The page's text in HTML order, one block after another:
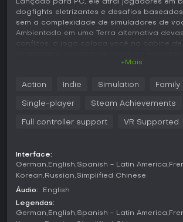
Lançado para PC, ele atrai jogadores em
dogfights eletrizantes e desafios baseados
sem a complexidade de simuladores de
Ambientado em uma Terra alternativa
conflitos, o jogo coloca você na cabine de
gelados a campos vulcânicos. Com
quanto a quem busca sequências de ação
Jogabilidade
Em Project Wingman, o ciclo principal gira
agilidade, permitindo manobras rápidas
curvas fechadas para flanquear inimigos.
mísseis e canhões padrão a opções
estruturas fortificadas ou ases inimigos. O
velocidade e estratégia, tornando
velocidade, altitude e carga útil para
+Mais
Action Indie Simulation Family
Single-player Steam Achievements
Full controller support VR Supported
Interface:
German English Spanish - Latin America
Korean Russian Simplified Chinese
Áudio:
English
Legendas:
German English Spanish - Latin America